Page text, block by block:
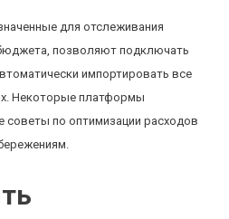
для отслеживания
позволяют подключать
импортировать все
Некоторые платформы
советы по оптимизации расходов